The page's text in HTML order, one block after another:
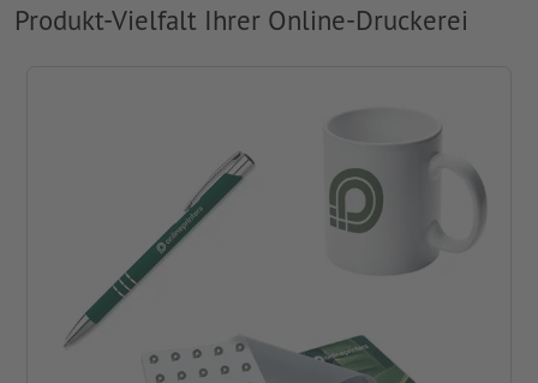
Produkt-Vielfalt Ihrer Online-Druckerei